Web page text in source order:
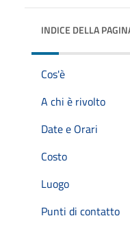
INDICE DELLA
Cos'è
A chi è rivolto
Date e Orari
Costo
Luogo
Punti di contatto